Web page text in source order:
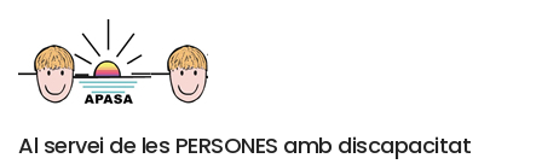
Al servei de les PERSONES amb discapacitat